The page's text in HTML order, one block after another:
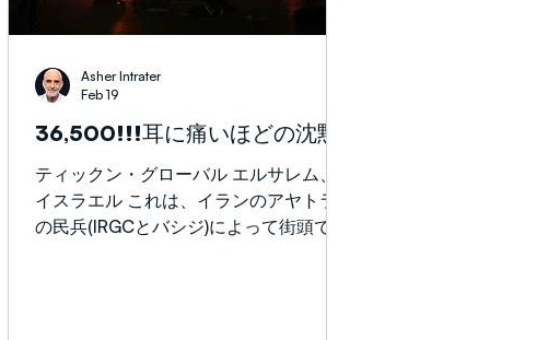
ティクーン・グローバル・チームの ヨ
ナス・ベレイ が近隣に住むエチオピア
系イスラエル人コミュニティの支援のた
めに現地へ車で向かいました。国が警戒
態勢にある間も、彼はエチオピアの家庭
で使われる文化的に意味のある食料品
や、 家族が現在の祝祭期間に必需品を
購入し、過越祭の準備を助ける ための
金券を持参しました。 その活動中彼は
36,500!!!耳に痛いほどの沈黙
ティックン・グローバル エルサレム、
イスラエル これは、イランのアヤトラ
の民兵(IRGCとバシジ)によって街頭で虐
Asher Intrater
Feb 19